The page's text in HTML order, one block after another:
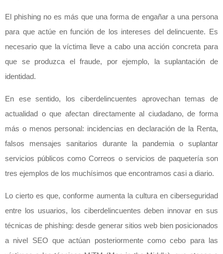
El phishing no es más que una forma de engañar a una persona
para que actúe en función de los intereses del delincuente. Es
necesario que la víctima lleve a cabo una acción concreta para
que se produzca el fraude, por ejemplo, la suplantación de
identidad.
En ese sentido, los ciberdelincuentes aprovechan temas de
actualidad o que afectan directamente al ciudadano, de forma
más o menos personal: incidencias en declaración de la Renta,
falsos mensajes sanitarios durante la pandemia o suplantar
servicios públicos como Correos o servicios de paquetería son
tres ejemplos de los muchísimos que encontramos casi a diario.
Lo cierto es que, conforme aumenta la cultura en ciberseguridad
entre los usuarios, los ciberdelincuentes deben innovar en sus
técnicas de phishing: desde generar sitios web bien posicionados
a nivel SEO que actúan posteriormente como cebo para las